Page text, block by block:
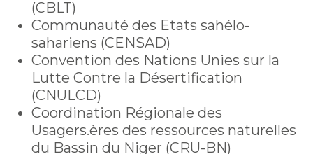
(CBLT)
Communauté des Etats sahélo-
sahariens (CENSAD)
Convention des Nations Unies sur la
Lutte Contre la Désertification
(CNULCD)
Coordination Régionale des
Usagers.ères des ressources naturelles
du Bassin du Niger (CRU-BN)